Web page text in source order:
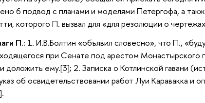
6 подвод с планами и моделями Петергофа, а
которого П. вызвал для «для резолюции о
П.: 1. И.В.Болтин «объявил словесно», что П.,
при Сенате под арестом Монастырского
доложить ему.[3]; 2. Записка о Котлинской гавани
об освидетельствовании работ Луи Каравакка и